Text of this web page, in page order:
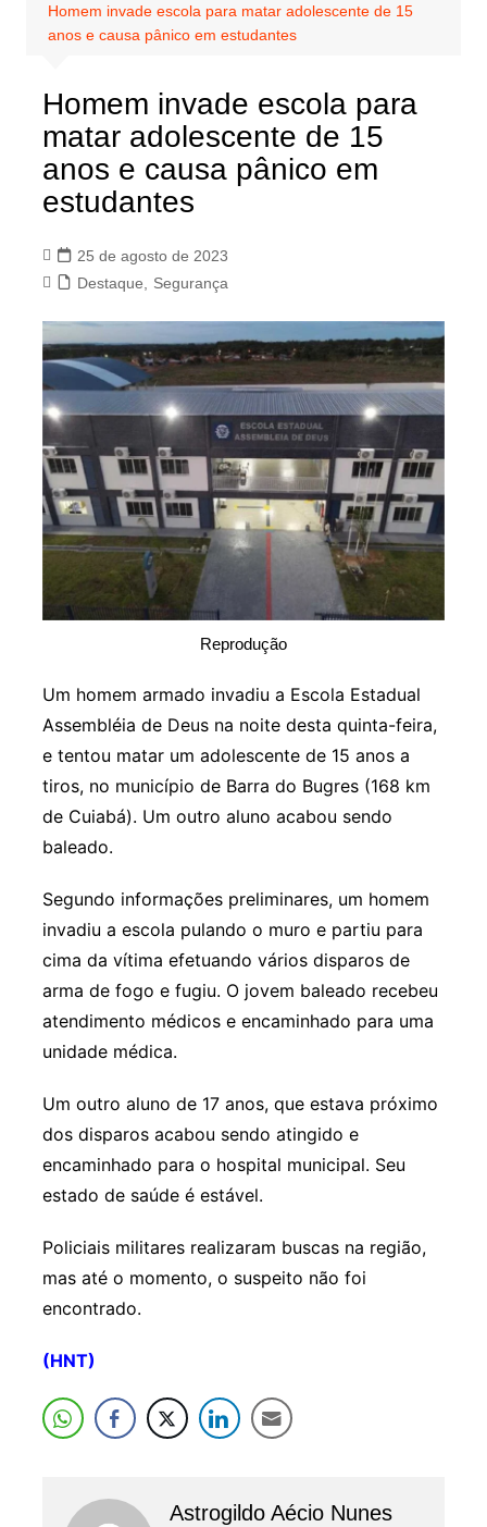
Homem invade escola para matar adolescente de 15
anos e causa pânico em estudantes
Homem invade escola para
matar adolescente de 15
anos e causa pânico em
estudantes
25 de agosto de 2023
Destaque
Segurança
Reprodução
Um homem armado invadiu a Escola Estadual
Assembléia de Deus na noite desta quinta-feira,
e tentou matar um adolescente de 15 anos a
tiros, no município de Barra do Bugres (168 km
de Cuiabá). Um outro aluno acabou sendo
baleado.
Segundo informações preliminares, um homem
invadiu a escola pulando o muro e partiu para
cima da vítima efetuando vários disparos de
arma de fogo e fugiu. O jovem baleado recebeu
atendimento médicos e encaminhado para uma
unidade médica.
Um outro aluno de 17 anos, que estava próximo
dos disparos acabou sendo atingido e
encaminhado para o hospital municipal. Seu
estado de saúde é estável.
Policiais militares realizaram buscas na região,
mas até o momento, o suspeito não foi
encontrado.
(HNT)
Astrogildo Aécio Nunes